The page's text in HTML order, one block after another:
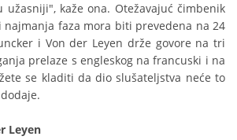
užasniji", kaže ona. Otežavajuć čimbenik
najmanja faza mora biti prevedena na 24
i Von der Leyen drže govore na tri
prelaze s engleskog na francuski i na
se kladiti da dio slušateljstva neće to
Leyen